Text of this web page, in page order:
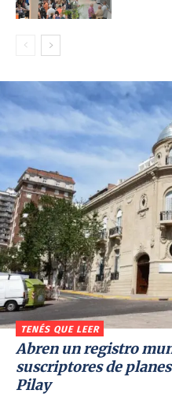
TENÉS QUE LEER
Abren un registro
suscriptores de
Pilay